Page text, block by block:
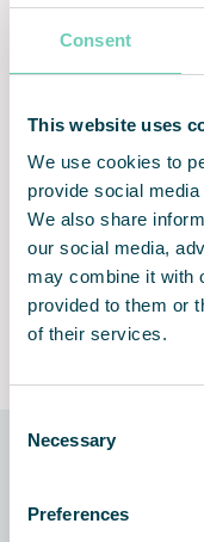
Consent
This website uses
We use cookies to
provide social
We also share
our social media,
may combine it with
provided to them or
of their services.
Selection
Necessary
Preferences
Wysoki przepływ
wielostopniowa
mechaniczna EPA
Stała regulacja
urządzenie